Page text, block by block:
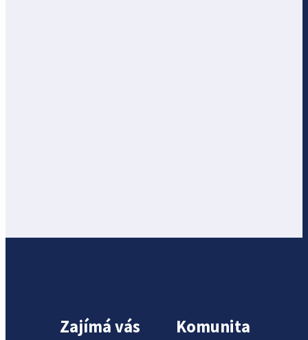
Zajímá vás Komunita